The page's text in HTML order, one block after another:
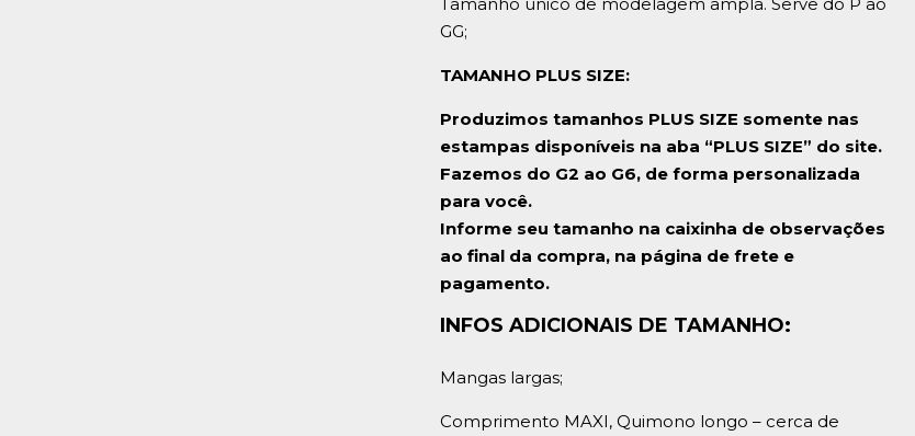
GG;
TAMANHO PLUS SIZE:
Produzimos tamanhos PLUS SIZE somente nas
estampas disponíveis na aba “PLUS SIZE” do site.
Fazemos do G2 ao G6, de forma personalizada
para você.
Informe seu tamanho na caixinha de observações
ao final da compra, na página de frete e
pagamento.
INFOS ADICIONAIS DE TAMANHO:
Mangas largas;
Comprimento MAXI, Quimono longo – cerca de